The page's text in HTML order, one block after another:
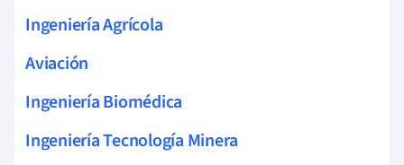
Ingeniería Agrícola
Aviación
Ingeniería Biomédica
Ingeniería Tecnología Minera